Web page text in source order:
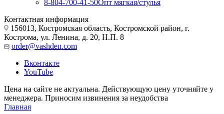
8-804-700-41-50Опт мягкая/стулья
Контактная информация
156013, Костромская область, Костромской район, г.
Кострома, ул. Ленина, д. 20, Н.П. 8
order@vashden.com
Вконтакте
YouTube
Цена на сайте не актуальна. Действующую цену уточняйте у
менеджера. Приносим извинения за неудобства
Главная